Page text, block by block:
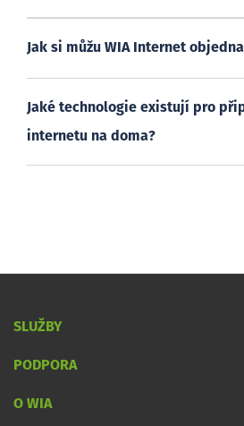
Jak si můžu WIA Internet
Jaké technologie existují pro
internetu na doma?
SLUŽBY
PODPORA
O WIA